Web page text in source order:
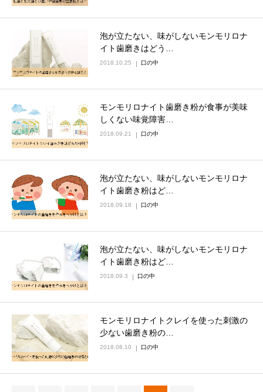
泡が立たない、味がしないモンモリロナ
イト歯磨きはどう…
2018.10.25 口の中
モンモリロナイト歯磨き粉が食事が美味
しくない味覚障害…
2018.09.21 口の中
泡が立たない、味がしないモンモリロナ
イト歯磨き粉はど…
2018.09.18 口の中
泡が立たない、味がしないモンモリロナ
イト歯磨き粉はど…
2018.09.3 口の中
モンモリロナイトクレイを使った刺激の
少ない歯磨き粉の…
2018.08.10 口の中